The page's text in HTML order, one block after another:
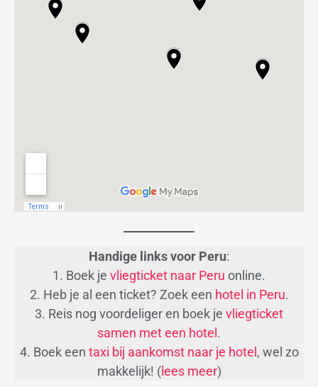
Handige linksvoor Peru:
1. Boek je vliegticket naar Peru online.
2. Heb je al een ticket? Zoek een hotel in Peru.
3. Reis nog voordeliger en boek je vliegticket
samen met een hotel.
4. Boek een taxi bij aankomst naar je hotel, wel zo
makkelijk! (lees meer)